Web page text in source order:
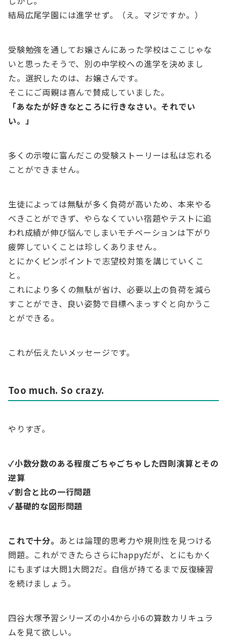
結局広尾学園には進学せず。（え。マジですか。）
受験勉強を通してお嬢さんにあった学校はここじゃな
いと思ったそうで、別の中学校への進学を決めまし
た。選択したのは、お嬢さんです。
そこにご両親は喜んで賛成していました。
「あなたが好きなところに行きなさい。それでい
い。」
多くの示唆に富んだこの受験ストーリーは私は忘れる
ことができません。
生徒によっては無駄が多く負荷が高いため、本来やる
べきことができず、やらなくていい宿題やテストに追
われ成績が伸び悩んでしまいモチベーションは下がり
疲弊していくことは珍しくありません。
とにかくピンポイントで志望校対策を講じていくこ
と。
これにより多くの無駄が省け、必要以上の負荷を減ら
すことができ、良い姿勢で目標へまっすぐと向かうこ
とができる。
これが伝えたいメッセージです。
Too much. So crazy.
やりすぎ。
✓小数分数のある程度ごちゃごちゃした四則演算とその
逆算
✓割合と比の一行問題
✓基礎的な図形問題
これで十分。 あとは論理的思考力や規則性を見つける
問題。これができたらさらにhappyだが、とにもかく
にもまずは大問1大問2だ。自信が持てるまで反復練習
を続けましょう。
四谷大塚予習シリーズの小4から小6の算数カリキュラ
ムを見て欲しい。